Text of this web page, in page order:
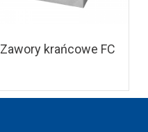
Zawory krańcowe FC